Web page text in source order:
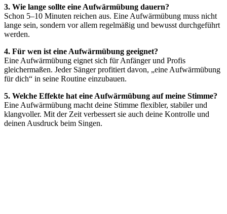
3. Wie lange sollte eine Aufwärmübung dauern?
Schon 5–10 Minuten reichen aus. Eine Aufwärmübung muss nicht
lange sein, sondern vor allem regelmäßig und bewusst durchgeführt
werden.
4. Für wen ist eine Aufwärmübung geeignet?
Eine Aufwärmübung eignet sich für Anfänger und Profis
gleichermaßen. Jeder Sänger profitiert davon, „eine Aufwärmübung
für dich“ in seine Routine einzubauen.
5. Welche Effekte hat eine Aufwärmübung auf meine Stimme?
Eine Aufwärmübung macht deine Stimme flexibler, stabiler und
klangvoller. Mit der Zeit verbessert sie auch deine Kontrolle und
deinen Ausdruck beim Singen.